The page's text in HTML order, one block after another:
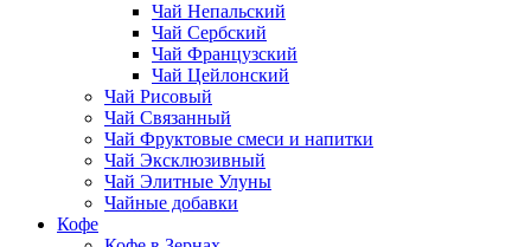
Чай Непальский
Чай Сербский
Чай Французский
Чай Цейлонский
Чай Рисовый
Чай Связанный
Чай Фруктовые смеси и напитки
Чай Эксклюзивный
Чай Элитные Улуны
Чайные добавки
Кофе